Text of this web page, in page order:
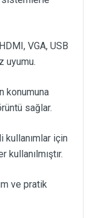
HDMI, VGA, USB
uyumu.
konumuna
sağlar.
kullanımlar için
kullanılmıştır.
ve pratik